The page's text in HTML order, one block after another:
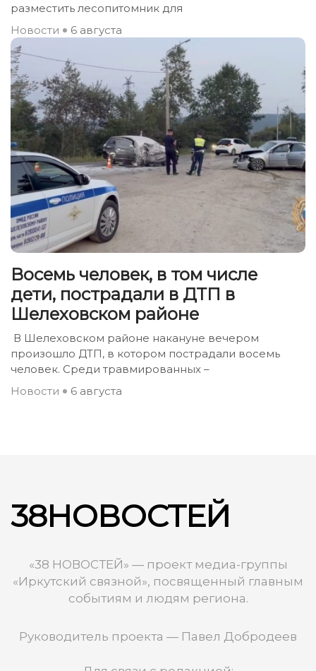
разместить лесопитомник для
Новости
6 августа
Восемь человек, в том числе
дети, пострадали в ДТП в
Шелеховском районе
В Шелеховском районе накануне вечером
произошло ДТП, в котором пострадали восемь
человек. Среди травмированных –
Новости
6 августа
38НОВОСТЕЙ
«38 НОВОСТЕЙ» — проект медиа-группы
«Иркутский связной», посвященный главным
событиям и людям региона.
Руководитель проекта — Павел Добродеев